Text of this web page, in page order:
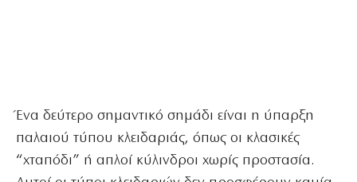
Ένα δεύτερο σημαντικό σημάδι είναι η ύπαρξη
παλαιού τύπου κλειδαριάς, όπως οι κλασικές
“χταπόδι” ή απλοί κύλινδροι χωρίς προστασία.